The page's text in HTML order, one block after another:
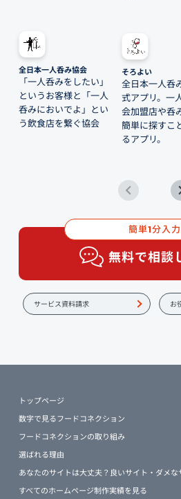
全日本一人呑み協会
「一人呑みをしたい」
というお客様と「一人
呑みにおいでよ」とい
う飲食店を繋ぐ協会
そろよい
全日本一人呑
式アプリ。一
会加盟店や呑
簡単に探すこ
るアプリ。
簡単1分入力
無料で相談
サービス資料請求 お
トップページ
数字で見るフードコネクション
フードコネクションの取り組み
選ばれる理由
あなたのサイトは大丈夫？良いサイト・ダメ
すべてのホームページ制作実績を見る